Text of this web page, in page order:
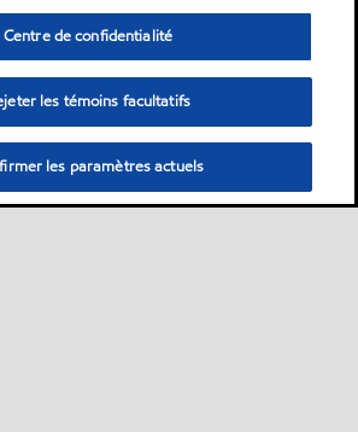
Centre de confidentialité
les témoins facultatifs
les paramètres actuels